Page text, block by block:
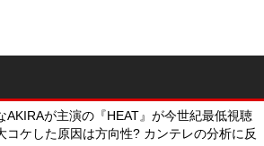
AKIRAが主演の『HEAT』が今世紀最低視聴
コケした原因は方向性? カンテレの分析に反